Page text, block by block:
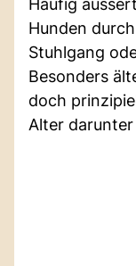
Häufig
Hunden
Stuhlgang
Besonders
doch
Alter darunter